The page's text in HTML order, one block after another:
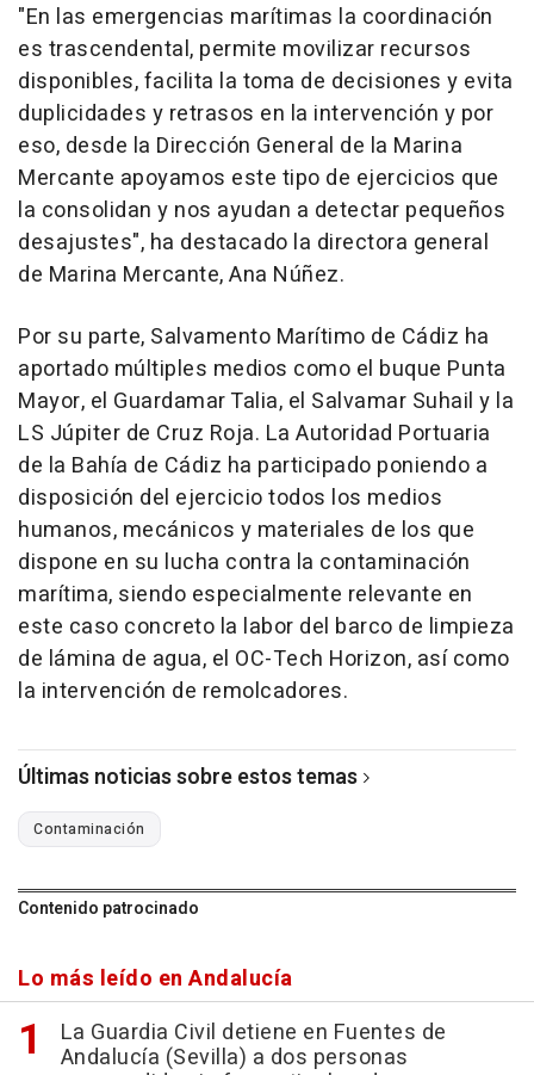
"En las emergencias marítimas la coordinación
es trascendental, permite movilizar recursos
disponibles, facilita la toma de decisiones y evita
duplicidades y retrasos en la intervención y por
eso, desde la Dirección General de la Marina
Mercante apoyamos este tipo de ejercicios que
la consolidan y nos ayudan a detectar pequeños
desajustes", ha destacado la directora general
de Marina Mercante, Ana Núñez.
Por su parte, Salvamento Marítimo de Cádiz ha
aportado múltiples medios como el buque Punta
Mayor, el Guardamar Talia, el Salvamar Suhail y la
LS Júpiter de Cruz Roja. La Autoridad Portuaria
de la Bahía de Cádiz ha participado poniendo a
disposición del ejercicio todos los medios
humanos, mecánicos y materiales de los que
dispone en su lucha contra la contaminación
marítima, siendo especialmente relevante en
este caso concreto la labor del barco de limpieza
de lámina de agua, el OC-Tech Horizon, así como
la intervención de remolcadores.
Últimas noticias sobre estos temas
Contaminación
Contenido patrocinado
Lo más leído en Andalucía
La Guardia Civil detiene en Fuentes de
Andalucía (Sevilla) a dos personas